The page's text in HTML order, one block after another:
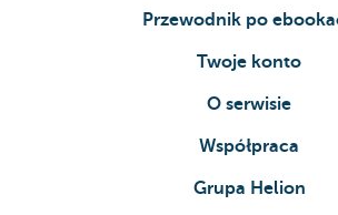
Przewodnik po
Twoje konto
O serwisie
Współpraca
Grupa Helion